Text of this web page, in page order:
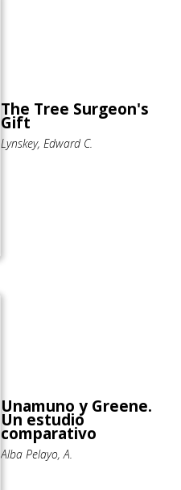
The Tree Surgeon's
Gift
Lynskey, Edward C.
Unamuno y Greene.
Un estudio
comparativo
Alba Pelayo, A.